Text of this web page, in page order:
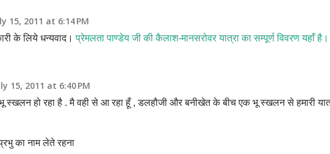
15, 2011 at 6:14 PM
के लिये धन्यवाद।प्रेमलता पाण्डेय जी की कैलाश-मानसरोवर यात्रा का सम्पूर्ण विवरण यहाँ है।
15, 2011 at 6:40 PM
स्खलन हो रहा है . मै वही से आ रहा हूँ , डलहौजी और बनीखेत के बीच एक भू स्खलन से हमारी
का नाम लेते रहना